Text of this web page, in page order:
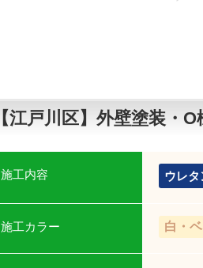
【江戸川区】外壁塗装・
施工内容 ウレ
施工カラー 白・